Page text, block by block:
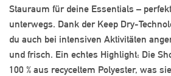
Stauraum für deine Essentials –
unterwegs. Dank der Keep Dry-
du auch bei intensiven Aktivitäten
und frisch. Ein echtes Highlight: Die
100 % aus recyceltem Polyester, was